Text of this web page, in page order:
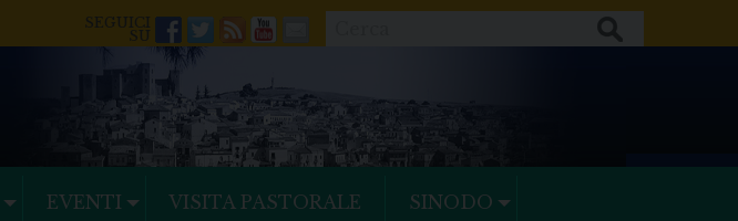
Facebook
Twitter
FeedsYoutube
Mail
EVENTI VISITA PASTORALE SINODO